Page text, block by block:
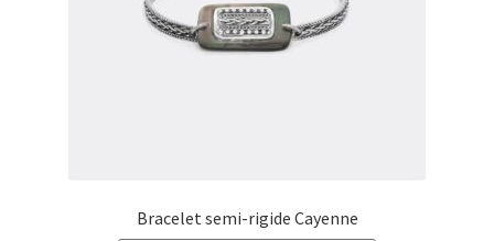
Bracelet semi-rigide Cayenne